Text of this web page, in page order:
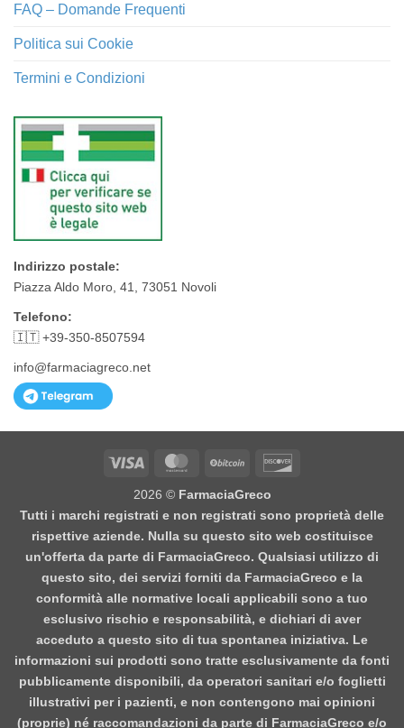
FAQ – Domande Frequenti
Politica sui Cookie
Termini e Condizioni
Indirizzo postale:
Piazza Aldo Moro, 41, 73051 Novoli
Telefono:
🇮🇹 +39-350-8507594
info@farmaciagreco.net
Visa MasterCardBitCoin
2026 © FarmaciaGreco
Tutti i marchi registrati e non registrati sono proprietà delle
rispettive aziende. Nulla su questo sito web costituisce
un'offerta da parte di FarmaciaGreco. Qualsiasi utilizzo di
questo sito, dei servizi forniti da FarmaciaGreco e la
conformità alle normative locali applicabili sono a tuo
esclusivo rischio e responsabilità, e dichiari di aver
acceduto a questo sito di tua spontanea iniziativa. Le
informazioni sui prodotti sono tratte esclusivamente da fonti
pubblicamente disponibili, da operatori sanitari e/o foglietti
illustrativi per i pazienti, e non contengono mai opinioni
(proprie) né raccomandazioni da parte di FarmaciaGreco e/o